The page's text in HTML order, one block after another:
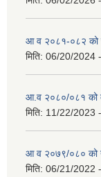
आ व २०८१-०८२ को
मिति: 06/20/2024
आ.व २०८०/०८१ को
मिति: 11/22/2023
आ व २०७९/०८० को
मिति: 06/21/2022